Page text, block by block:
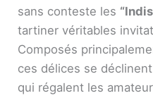
sans conteste les
tartiner véritables
Composés
ces délices se
qui régalent les